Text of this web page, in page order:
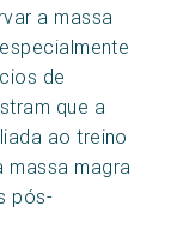
a massa
de
que a
ao treino
massa magra
pós-